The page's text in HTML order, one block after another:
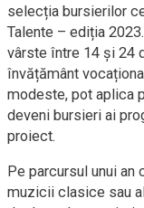
selecția bursierilor
Talente – ediția
vârste între 14 și 24
învățământ
modeste, pot aplica
deveni bursieri ai
proiect.
Pe parcursul unui
muzicii clasice sau